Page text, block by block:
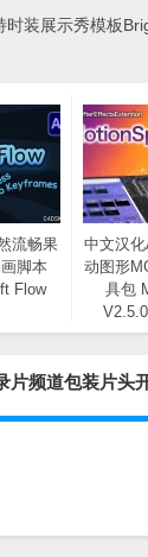
时装展示秀模板
流畅果
脚本
Flow
中文汉
动图形
具包
频道包装片